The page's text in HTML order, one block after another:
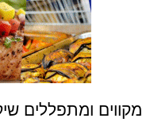
מקווים ומתפללים